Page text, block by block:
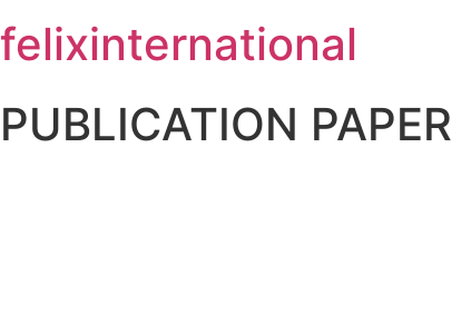
felixinternational
PUBLICATION PAPER